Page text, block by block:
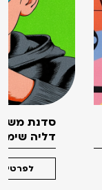
סדנת
דליה
לפרטים